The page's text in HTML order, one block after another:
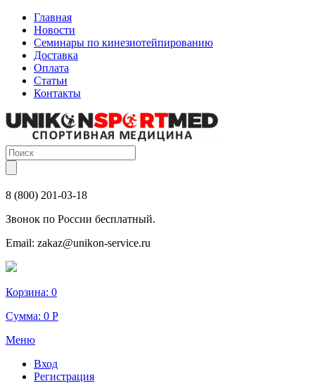
Главная
Новости
Семинары по кинезиотейпированию
Доставка
Оплата
Статьи
Контакты
8 (800) 201-03-18
Звонок по России бесплатный.
Email: zakaz@unikon-service.ru
Корзина: 0
Сумма: 0 Р
Меню
Вход
Регистрация